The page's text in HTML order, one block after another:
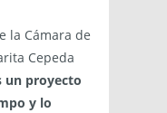
la Cámara de
Cepeda
un proyecto
y lo